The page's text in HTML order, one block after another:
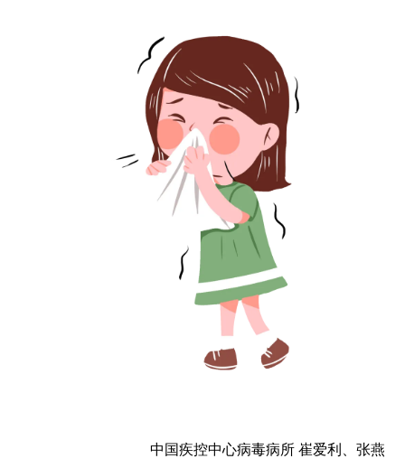
中国疾控中心病毒病所 崔爱利、张燕